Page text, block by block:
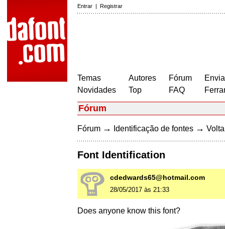
Entrar | Registrar
Temas
Novidades
Autores
Top
Fórum
FAQ
Fórum
Fórum → Identificação de fontes →
Font Identification
cdedwards65@hotmail.com
28/05/2017 às 21:33
Does anyone know this font?